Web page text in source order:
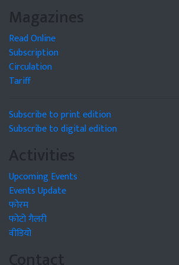
Magazines
Read Online
Subscription
Circulation
Tariff
Subscribe to print edition
Subscribe to digital edition
Activities
Upcoming Events
Events Update
फोरम
फोटो गैलरी
वीडियो